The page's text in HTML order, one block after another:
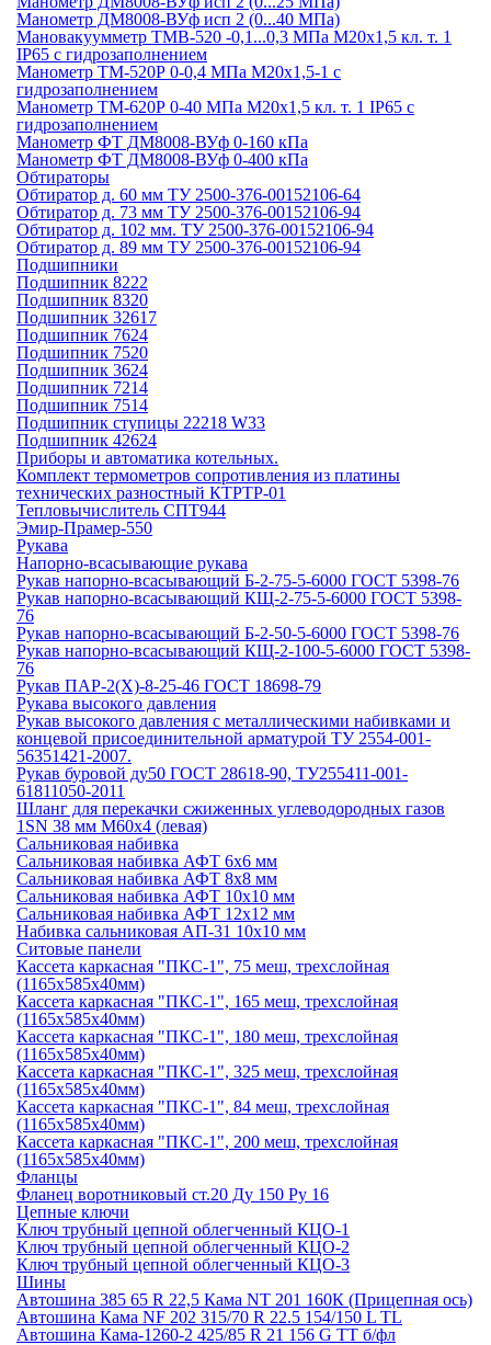
Манометр ДМ8008-ВУф исп 2 (0...40 МПа)
Мановакуумметр ТМВ-520 -0,1...0,3 МПа М20х1,5 кл. т. 1
IP65 c гидрозаполнением
Манометр ТМ-520Р 0-0,4 МПа М20х1,5-1 c
гидрозаполнением
Манометр ТМ-620Р 0-40 МПа М20х1,5 кл. т. 1 IP65 c
гидрозаполнением
Манометр ФТ ДМ8008-ВУф 0-160 кПа
Манометр ФТ ДМ8008-ВУф 0-400 кПа
Обтираторы
Обтиратор д. 60 мм ТУ 2500-376-00152106-64
Обтиратор д. 73 мм ТУ 2500-376-00152106-94
Обтиратор д. 102 мм. ТУ 2500-376-00152106-94
Обтиратор д. 89 мм ТУ 2500-376-00152106-94
Подшипники
Подшипник 8222
Подшипник 8320
Подшипник 32617
Подшипник 7624
Подшипник 7520
Подшипник 3624
Подшипник 7214
Подшипник 7514
Подшипник ступицы 22218 W33
Подшипник 42624
Приборы и автоматика котельных.
Комплект термометров сопротивления из платины
технических разностный КТРТР-01
Тепловычислитель СПТ944
Эмир-Прамер-550
Рукава
Напорно-всасывающие рукава
Рукав напорно-всасывающий Б-2-75-5-6000 ГОСТ 5398-76
Рукав напорно-всасывающий КЩ-2-75-5-6000 ГОСТ 5398-
76
Рукав напорно-всасывающий Б-2-50-5-6000 ГОСТ 5398-76
Рукав напорно-всасывающий КЩ-2-100-5-6000 ГОСТ 5398-
76
Рукав ПАР-2(Х)-8-25-46 ГОСТ 18698-79
Рукава высокого давления
Рукав высокого давления с металлическими набивками и
концевой присоединительной арматурой ТУ 2554-001-
56351421-2007.
Рукав буровой ду50 ГОСТ 28618-90, ТУ255411-001-
61811050-2011
Шланг для перекачки сжиженных углеводородных газов
1SN 38 мм М60х4 (левая)
Сальниковая набивка
Сальниковая набивка АФТ 6х6 мм
Сальниковая набивка АФТ 8х8 мм
Сальниковая набивка АФТ 10х10 мм
Сальниковая набивка АФТ 12х12 мм
Набивка сальниковая АП-31 10х10 мм
Ситовые панели
Кассета каркасная "ПКС-1", 75 меш, трехслойная
(1165х585х40мм)
Кассета каркасная "ПКС-1", 165 меш, трехслойная
(1165х585х40мм)
Кассета каркасная "ПКС-1", 180 меш, трехслойная
(1165х585х40мм)
Кассета каркасная "ПКС-1", 325 меш, трехслойная
(1165х585х40мм)
Кассета каркасная "ПКС-1", 84 меш, трехслойная
(1165х585х40мм)
Кассета каркасная "ПКС-1", 200 меш, трехслойная
(1165х585х40мм)
Фланцы
Фланец воротниковый ст.20 Ду 150 Ру 16
Цепные ключи
Ключ трубный цепной облегченный КЦО-1
Ключ трубный цепной облегченный КЦО-2
Ключ трубный цепной облегченный КЦО-3
Шины
Автошина 385 65 R 22,5 Кама NT 201 160К (Прицепная ось)
Автошина Кама NF 202 315/70 R 22.5 154/150 L TL
Автошина Кама-1260-2 425/85 R 21 156 G TT б/фл